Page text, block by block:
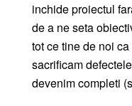
inchide proiectul
de a ne seta
tot ce tine de noi
sacrificam
devenim completi